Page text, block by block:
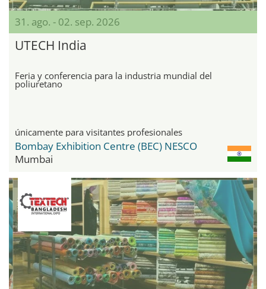
31. ago. - 02. sep. 2026
UTECH India
Feria y conferencia para la industria mundial del
poliuretano
únicamente para visitantes profesionales
Bombay Exhibition Centre (BEC) NESCO
Mumbai